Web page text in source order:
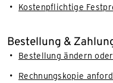
Kostenpflichtige
Bestellung &
Bestellung ändern
Rechnungskopie